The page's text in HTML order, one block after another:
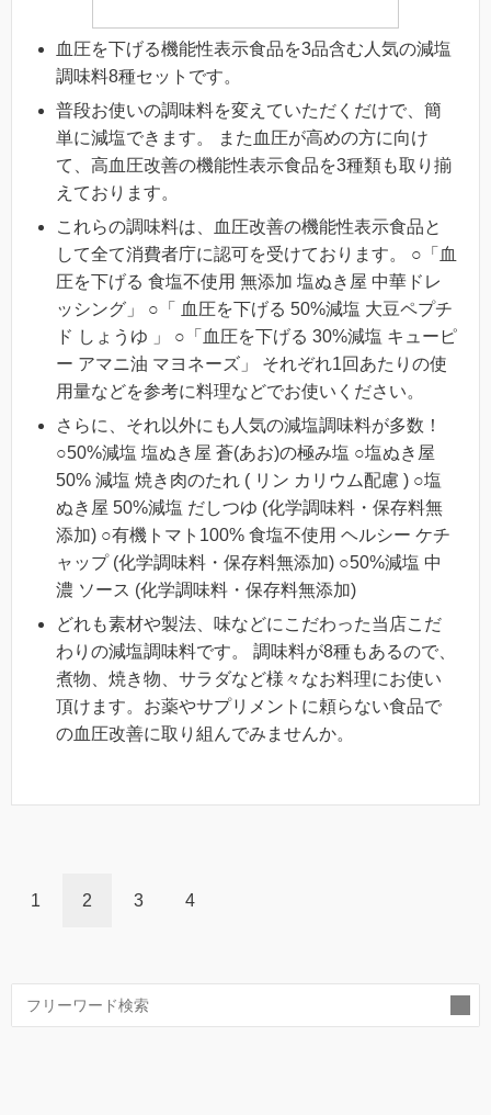
血圧を下げる機能性表示食品を3品含む人気の減塩
調味料8種セットです。
普段お使いの調味料を変えていただくだけで、簡
単に減塩できます。 また血圧が高めの方に向け
て、高血圧改善の機能性表示食品を3種類も取り揃
えております。
これらの調味料は、血圧改善の機能性表示食品と
して全て消費者庁に認可を受けております。 ○「血
圧を下げる 食塩不使用 無添加 塩ぬき屋 中華ドレ
ッシング」 ○「 血圧を下げる 50%減塩 大豆ペプチ
ド しょうゆ 」 ○「血圧を下げる 30%減塩 キューピ
ー アマニ油 マヨネーズ」 それぞれ1回あたりの使
用量などを参考に料理などでお使いください。
さらに、それ以外にも人気の減塩調味料が多数！
○50%減塩 塩ぬき屋 蒼(あお)の極み塩 ○塩ぬき屋
50% 減塩 焼き肉のたれ ( リン カリウム配慮 ) ○塩
ぬき屋 50%減塩 だしつゆ (化学調味料・保存料無
添加) ○有機トマト100% 食塩不使用 ヘルシー ケチ
ャップ (化学調味料・保存料無添加) ○50%減塩 中
濃 ソース (化学調味料・保存料無添加)
どれも素材や製法、味などにこだわった当店こだ
わりの減塩調味料です。 調味料が8種もあるので、
煮物、焼き物、サラダなど様々なお料理にお使い
頂けます。お薬やサプリメントに頼らない食品で
の血圧改善に取り組んでみませんか。
1 2 3 4